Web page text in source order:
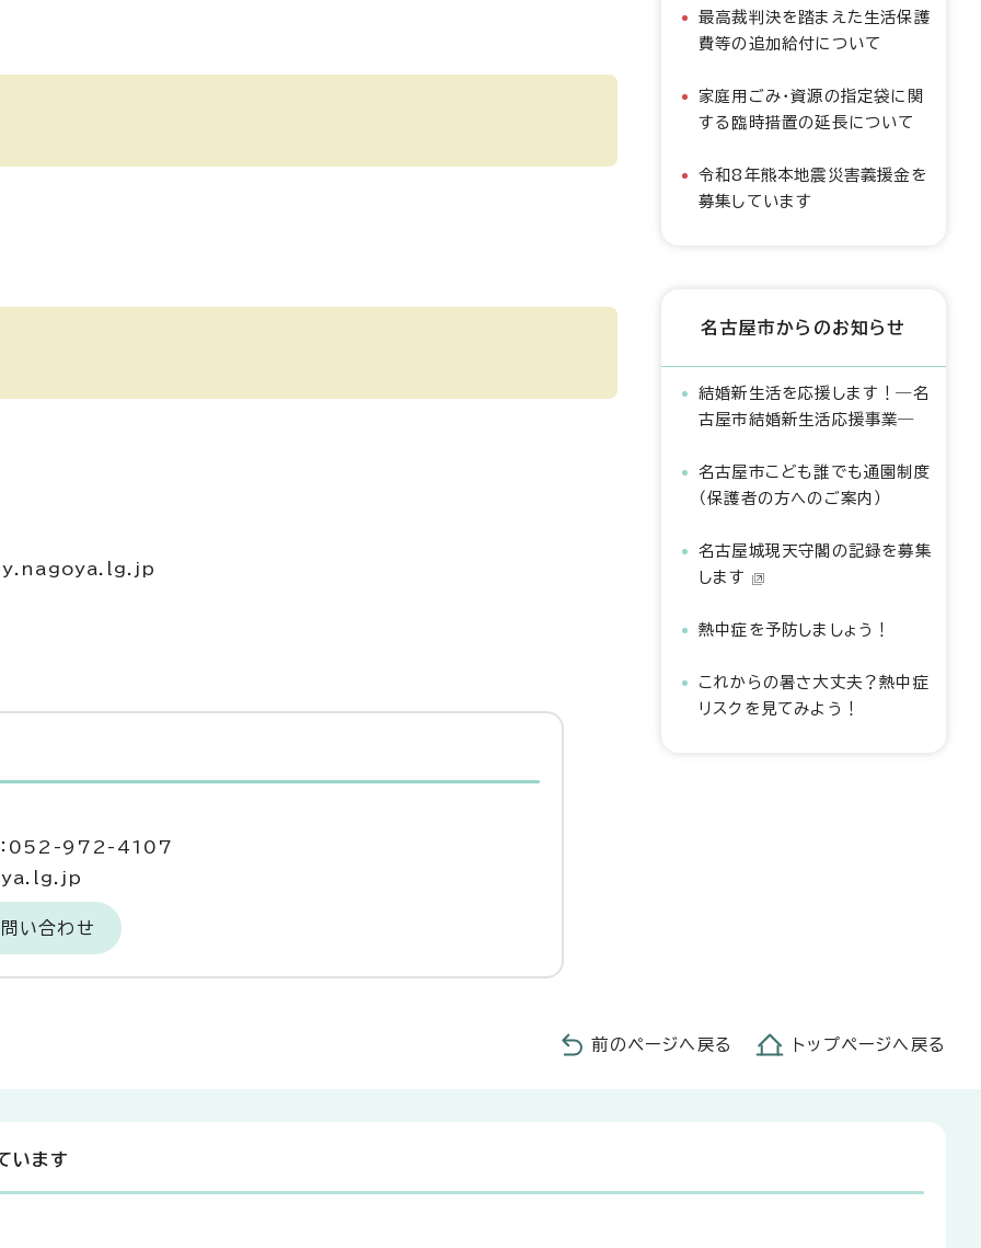
：052-972-4107
い合わせ
最高裁判決を踏まえた生活保護
費等の追加給付について
家庭用ごみ・資源の指定袋に関
する臨時措置の延長について
令和8年熊本地震災害義援金を
募集しています
名古屋市からのお知らせ
結婚新生活を応援します！―名
古屋市結婚新生活応援事業―
名古屋市こども誰でも通園制度
（保護者の方へのご案内）
名古屋城現天守閣の記録を募集
します
熱中症を予防しましょう！
これからの暑さ大丈夫？熱中症
リスクを見てみよう！
前のページへ戻る トップページへ戻る
います